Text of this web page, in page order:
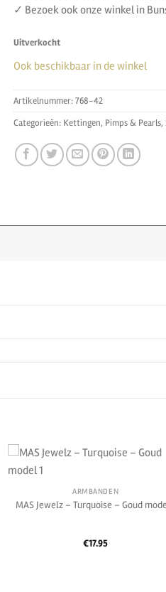
✓ Bezoek ook onze winkel in
Uitverkocht
Ook beschikbaar in de winkel
Artikelnummer:768-42
Categorieën: Kettingen, Pimps & Pearls,
ARMBANDEN
MAS Jewelz – Turquoise – Goud
€17.95